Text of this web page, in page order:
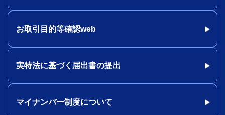
お取引目的等確認web
実特法に基づく届出書の提出
マイナンバー制度について